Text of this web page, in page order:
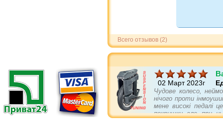
Всего отзывов (2)
02 Март 2023г
Чудове колесо,
нічого проти
мене високі педалі
покришки але при